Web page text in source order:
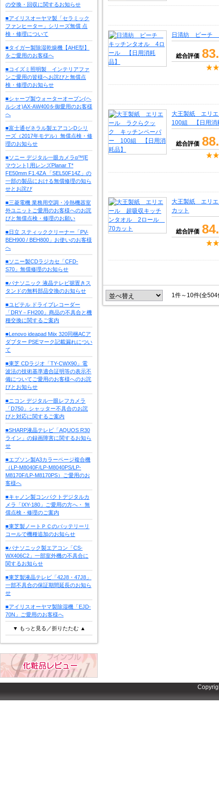
の交換・回収に関するお知らせ
■アイリスオーヤマ製「セラミック
ファンヒーター」シリーズ無償 点
検・修理について
■タイガー製除湿乾燥機【AHE型】
をご愛用のお客様へ
■コイズミ照明製 インテリアファ
ンご愛用の皆様へお詫びと無償点
検・修理のお知らせ
■シャープ製ウォーターオーブン(ヘ
ルシオ)AX-AW400を御愛用のお客様
へ
■富士通ゼネラル製エアコンDシリ
ーズ（2017年モデル）無償点検・修
理のお知らせ
■ソニー デジタル一眼カメラα™[E
マウント] 用レンズPlanar T*
FE50mm F1.4ZA 「SEL50F14Z」の
一部の製品における無償修理の知ら
せとお詫び
■三菱電機 業務用空調・冷熱機器室
外ユニットご愛用のお客様へのお詫
びと無償点検・修理のお願い
■日立 スティッククリーナー「PV-
BEH900 / BEH800」お使いのお客様
へ
■ソニー製CDラジカセ「CFD-
S70」無償修理のお知らせ
■パナソニック 液晶テレビ据置きス
タンドの無料部品交換のお知らせ
■ユピテル ドライブレコーダー
「DRY－FH200」商品の不具合と機
種交換に関するご案内
■Lenovo ideapad Miix 320同梱ACア
ダプター PSEマーク記載漏れについ
て
■東芝 CDラジオ「TY-CWX90」電
波法の技術基準適合証明等の表示不
備についてご愛用のお客様へのお詫
びとお知らせ
■ニコン デジタル一眼レフカメラ
「D750」シャッター不具合のお詫
びと対応に関するご案内
■SHARP液晶テレビ「AQUOS R30
ライン」の録画障害に関するお知ら
せ
■エプソン製A3カラーページ複合機
（LP-M8040F/LP-M8040PS/LP-
M8170F/LP-M8170PS）ご愛用のお
客様へ
■キャノン製コンパクトデジタルカ
メラ「IXY-180」ご愛用の方へ・ 無
償点検・修理のご案内
■東芝製ノートＰＣのバッテリーリ
コールで機種追加のお知らせ
■パナソニック製エアコン「CS-
WX406C2」一部室外機の不具合に
関するお知らせ
■東芝製液晶テレビ「42J8・47J8」
一部不具合の保証期間延長のお知ら
せ
■アイリスオーヤマ製除湿機「EJD-
70N」ご愛用のお客様へ
▼ もっと見る／折りたたむ ▲
日清紡 ピーチ
総合評価
大王製紙 エリ
100組 【日用消
総合評価
大王製紙 エリ
カット
総合評価
1件～10件(全